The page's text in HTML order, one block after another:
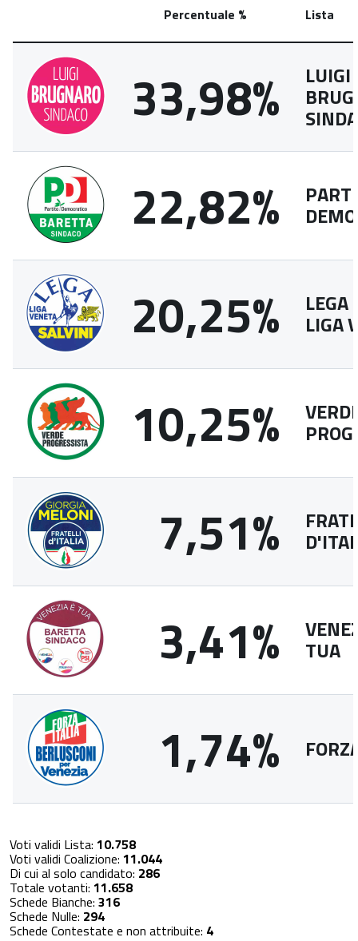
Percentuale % Lista
33,98% LUIGI
22,82%
20,25% LEGA
LIGA
10,25%
7,51%
3,41% TUA
1,74%
Voti validi Lista: 10.758
Voti validi Coalizione: 11.044
Di cui al solo candidato: 286
Totale votanti: 11.658
Schede Bianche: 316
Schede Nulle: 294
Schede Contestate e non attribuite: 4